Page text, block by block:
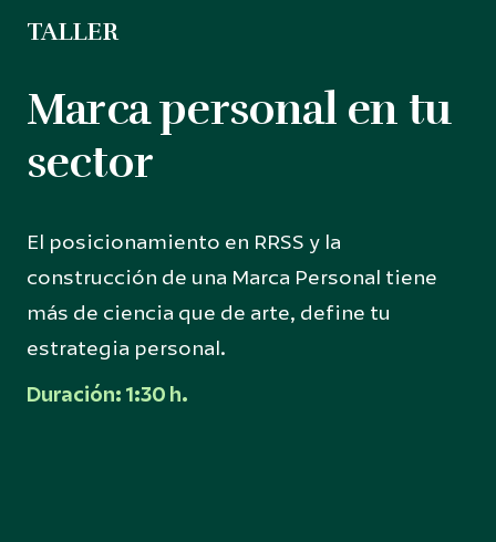
TALLER
Marca personal en tu
sector
El posicionamiento en RRSS y la
construcción de una Marca Personal tiene
más de ciencia que de arte, define tu
estrategia personal.
Duración: 1:30 h.